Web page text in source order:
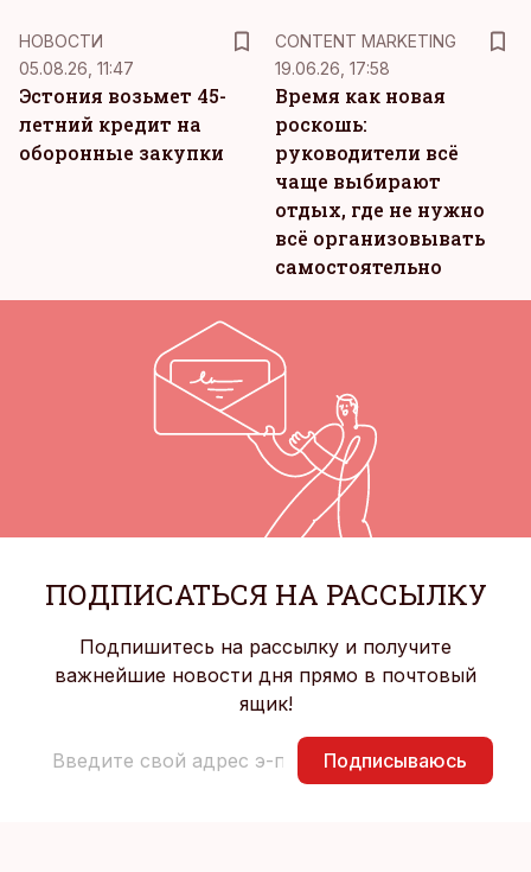
НОВОСТИ
05.08.26, 11:47
Эстония возьмет 45-
летний кредит на
оборонные закупки
CONTENT MARKETING
19.06.26, 17:58
Время как новая
роскошь:
руководители всё
чаще выбирают
отдых, где не нужно
всё организовывать
самостоятельно
ПОДПИСАТЬСЯ НА РАССЫЛКУ
Подпишитесь на рассылку и получите
важнейшие новости дня прямо в почтовый
ящик!
Подписываюсь